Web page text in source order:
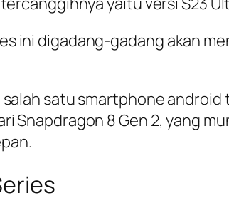
ini digadang-gadang akan
salah satu smartphone
Snapdragon 8 Gen 2, yang